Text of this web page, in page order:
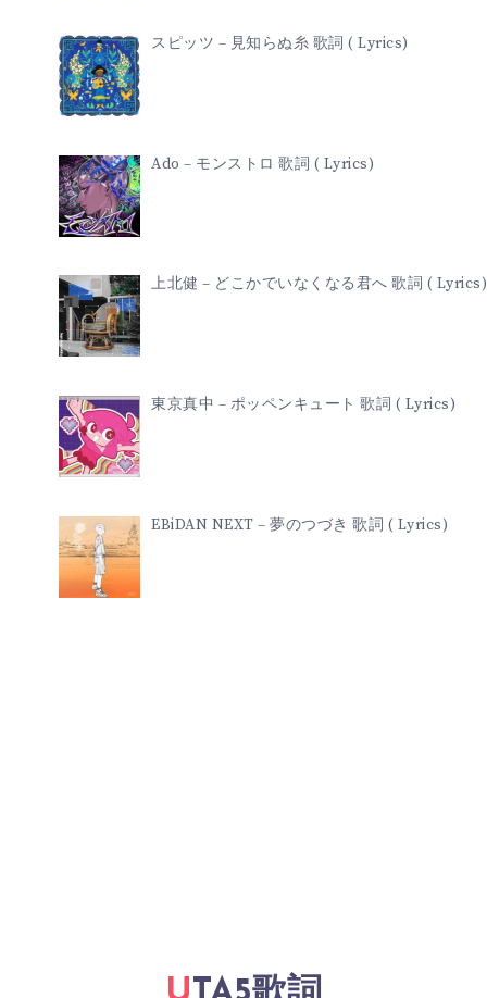
スピッツ – 見知らぬ糸 歌詞 ( Lyrics)
Ado – モンストロ 歌詞 ( Lyrics)
上北健 – どこかでいなくなる君へ 歌詞 ( Lyrics)
東京真中 – ポッペンキュート 歌詞 ( Lyrics)
EBiDAN NEXT – 夢のつづき 歌詞 ( Lyrics)